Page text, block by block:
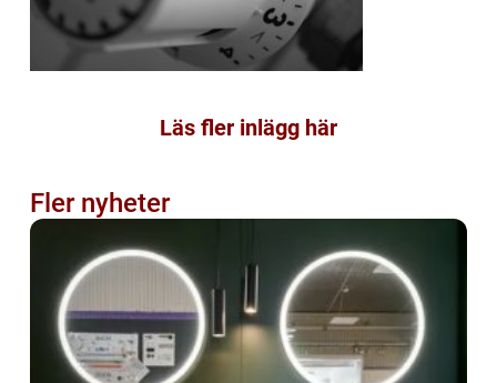
Läs fler inlägg här
Fler nyheter